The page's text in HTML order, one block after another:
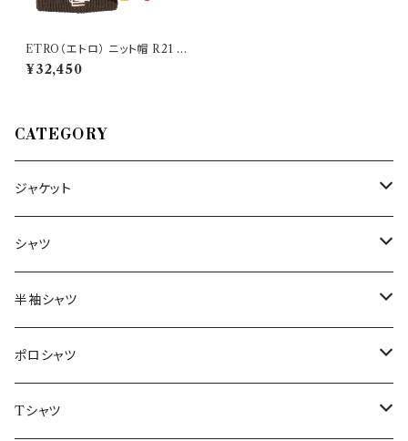
ETRO（エトロ） ニット帽 R21 1
5267 9481 32256
¥32,450
CATEGORY
ジャケット
～44/S
46/M
48/L
50/XL～
シャツ
～44/S
46/M
48/L
半袖シャツ
～44/S
46/M
ポロシャツ
～44/S
Tシャツ